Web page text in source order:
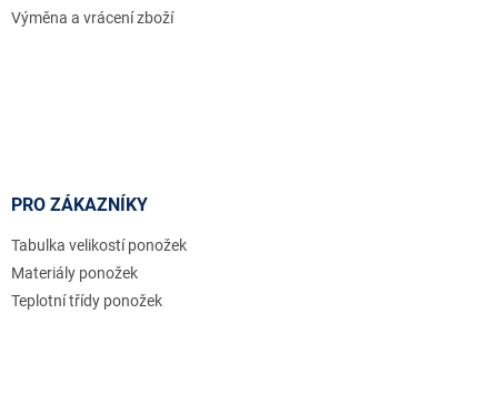
Výměna a vrácení zboží
PRO ZÁKAZNÍKY
Tabulka velikostí ponožek
Materiály ponožek
Teplotní třídy ponožek